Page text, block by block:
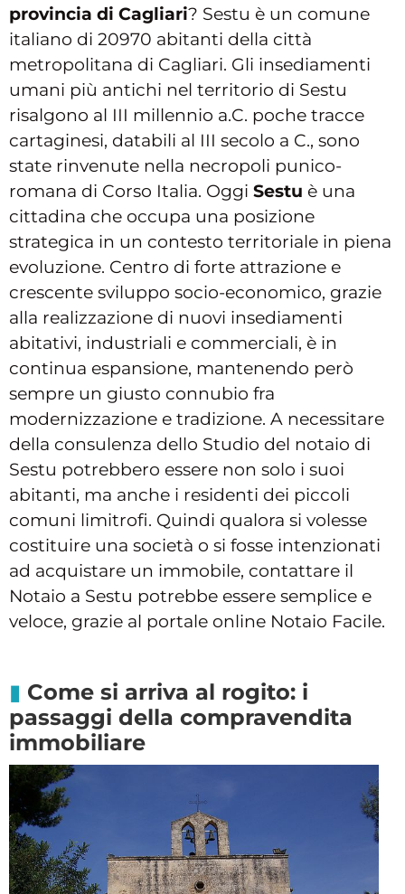
provincia di Cagliari? Sestu è un comune
italiano di 20970 abitanti della città
metropolitana di Cagliari. Gli insediamenti
umani più antichi nel territorio di Sestu
risalgono al III millennio a.C. poche tracce
cartaginesi, databili al III secolo a C., sono
state rinvenute nella necropoli punico-
romana di Corso Italia. Oggi Sestu è una
cittadina che occupa una posizione
strategica in un contesto territoriale in piena
evoluzione. Centro di forte attrazione e
crescente sviluppo socio-economico, grazie
alla realizzazione di nuovi insediamenti
abitativi, industriali e commerciali, è in
continua espansione, mantenendo però
sempre un giusto connubio fra
modernizzazione e tradizione. A necessitare
della consulenza dello Studio del notaio di
Sestu potrebbero essere non solo i suoi
abitanti, ma anche i residenti dei piccoli
comuni limitrofi. Quindi qualora si volesse
costituire una società o si fosse intenzionati
ad acquistare un immobile, contattare il
Notaio a Sestu potrebbe essere semplice e
veloce, grazie al portale online Notaio Facile.
Come si arriva al rogito: i
passaggi della compravendita
immobiliare